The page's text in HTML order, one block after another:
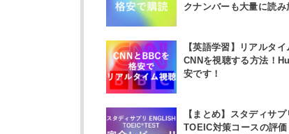
クナンバーも大量に読み
【英語学習】リアルタ
CNNを視聴する方法！
安です！
【まとめ】スタディサ
TOEIC対策コースの評